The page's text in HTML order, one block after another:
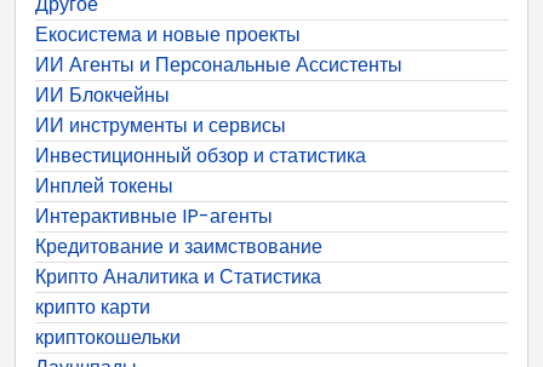
Екосистема и новые проекты
ИИ Агенты и Персональные Ассистенты
ИИ Блокчейны
ИИ инструменты и сервисы
Инвестиционный обзор и статистика
Инплей токены
Интерактивные IP-агенты
Кредитование и заимствование
Крипто Аналитика и Статистика
крипто карти
криптокошельки